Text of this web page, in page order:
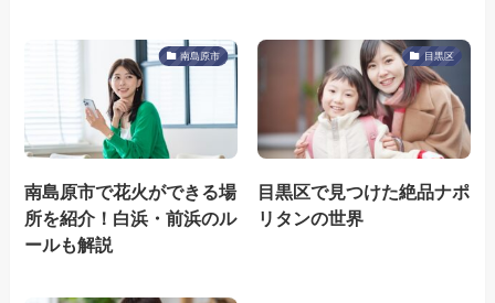
南島原市
南島原市で花火ができる場
所を紹介！白浜・前浜のル
ールも解説
目黒区
目黒区で見つけた絶品ナポ
リタンの世界